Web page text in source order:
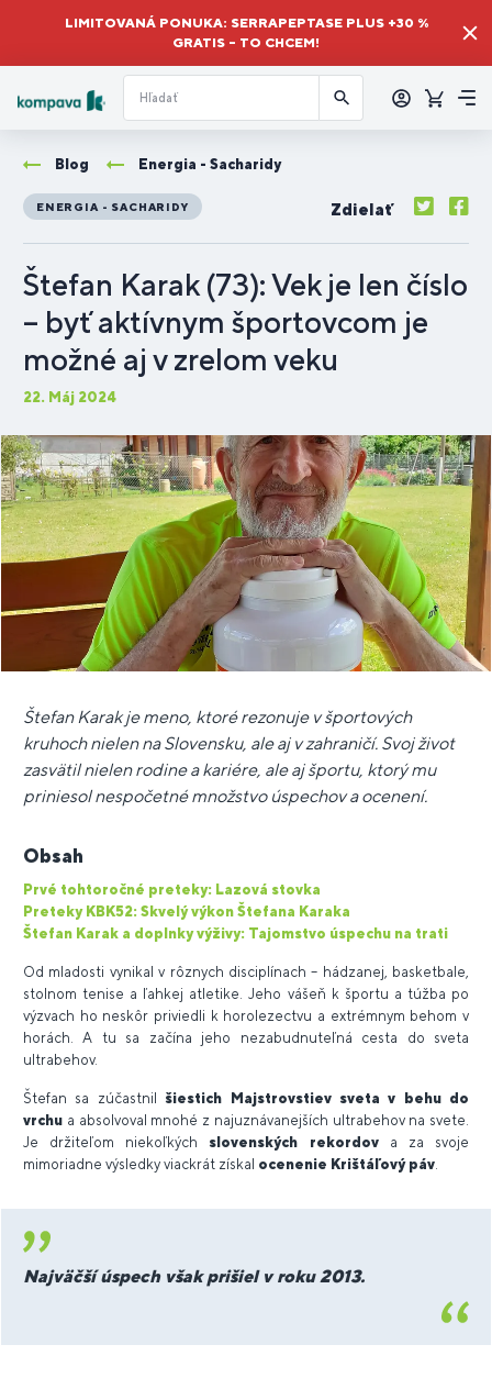
LIMITOVANÁ PONUKA: SERRAPEPTASE PLUS +30 %
GRATIS – TO CHCEM!
sa
Košík
Blog Energia - Sacharidy
ENERGIA - SACHARIDY Zdielať
Štefan Karak (73): Vek je len číslo
– byť aktívnym športovcom je
možné aj v zrelom veku
22. Máj 2024
Štefan Karak je meno, ktoré rezonuje v športových
kruhoch nielen na Slovensku, ale aj v zahraničí. Svoj život
zasvätil nielen rodine a kariére, ale aj športu, ktorý mu
priniesol nespočetné množstvo úspechov a ocenení.
Obsah
Prvé tohtoročné preteky: Lazová stovka
Preteky KBK52: Skvelý výkon Štefana Karaka
Štefan Karak a doplnky výživy: Tajomstvo úspechu na trati
Od mladosti vynikal v rôznych disciplínach – hádzanej, basketbale,
stolnom tenise a ľahkej atletike. Jeho vášeň k športu a túžba po
výzvach ho neskôr priviedli k horolezectvu a extrémnym behom v
horách. A tu sa začína jeho nezabudnuteľná cesta do sveta
ultrabehov.
Štefan sa zúčastnil šiestich Majstrovstiev sveta v behu do
vrchu a absolvoval mnohé z najuznávanejších ultrabehov na svete.
Je držiteľom niekoľkých slovenských rekordova za svoje
mimoriadne výsledky viackrát získal ocenenie Krištáľový páv
Najväčší úspech však prišiel v roku 2013.